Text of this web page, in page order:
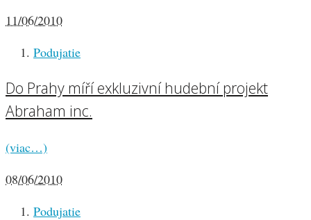
11/06/2010
Podujatie
Do Prahy míří exkluzivní hudební projekt
Abraham inc.
(viac…)
08/06/2010
Podujatie